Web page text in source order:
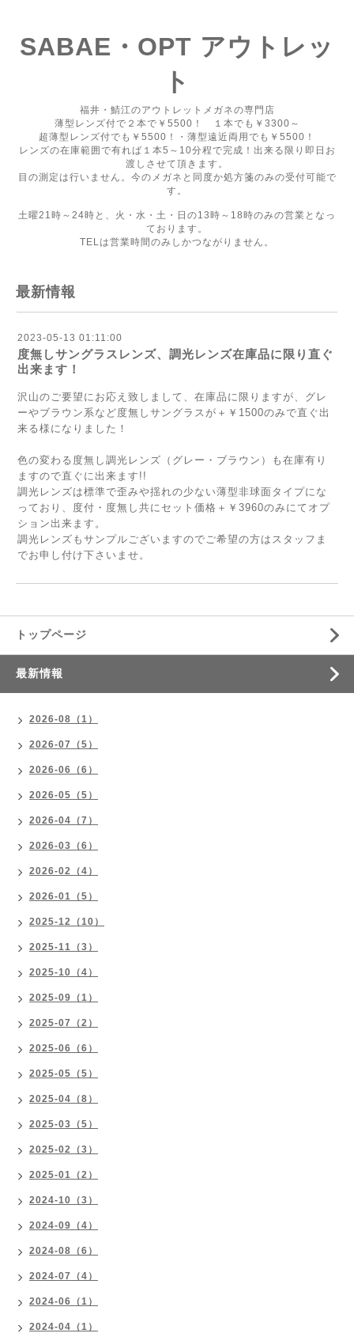
SABAE・OPT アウトレッ
ト
福井・鯖江のアウトレットメガネの専門店
薄型レンズ付で２本で￥5500！ １本でも￥3300～
超薄型レンズ付でも￥5500！・薄型遠近両用でも￥5500！
レンズの在庫範囲で有れば１本5～10分程で完成！出来る限り即日お
渡しさせて頂きます。
目の測定は行いません。今のメガネと同度か処方箋のみの受付可能で
す。
土曜21時～24時と、火・水・土・日の13時～18時のみの営業となっ
ております。
TELは営業時間のみしかつながりません。
最新情報
2023-05-13 01:11:00
度無しサングラスレンズ、調光レンズ在庫品に限り直ぐ
出来ます！
沢山のご要望にお応え致しまして、在庫品に限りますが、グレ
ーやブラウン系など度無しサングラスが＋￥1500のみで直ぐ出
来る様になりました！
色の変わる度無し調光レンズ（グレー・ブラウン）も在庫有り
ますので直ぐに出来ます!!
調光レンズは標準で歪みや揺れの少ない薄型非球面タイプにな
っており、度付・度無し共にセット価格＋￥3960のみにてオプ
ション出来ます。
調光レンズもサンプルございますのでご希望の方はスタッフま
でお申し付け下さいませ。
トップページ
最新情報
2026-08（1）
2026-07（5）
2026-06（6）
2026-05（5）
2026-04（7）
2026-03（6）
2026-02（4）
2026-01（5）
2025-12（10）
2025-11（3）
2025-10（4）
2025-09（1）
2025-07（2）
2025-06（6）
2025-05（5）
2025-04（8）
2025-03（5）
2025-02（3）
2025-01（2）
2024-10（3）
2024-09（4）
2024-08（6）
2024-07（4）
2024-06（1）
2024-04（1）